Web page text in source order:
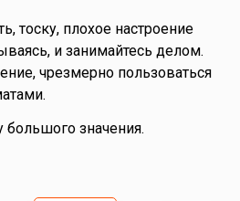
тоску, плохое настроение
и занимайтесь делом.
чрезмерно пользоваться
большого значения.